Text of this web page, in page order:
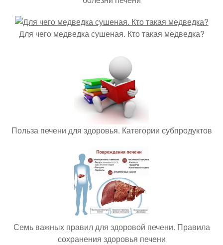
Для чего медведка сушеная. Кто такая медведка?
Польза печени для здоровья. Категории субпродуктов
Семь важных правил для здоровой печени. Правила
сохранения здоровья печени